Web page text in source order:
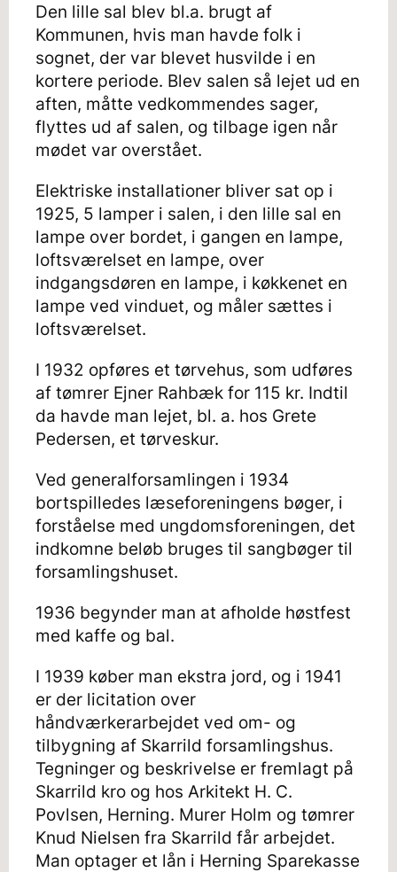
Den lille sal blev bl.a. brugt af
Kommunen, hvis man havde folk i
sognet, der var blevet husvilde i en
kortere periode. Blev salen så lejet ud en
aften, måtte vedkommendes sager,
flyttes ud af salen, og tilbage igen når
mødet var overstået.
Elektriske installationer bliver sat op i
1925, 5 lamper i salen, i den lille sal en
lampe over bordet, i gangen en lampe,
loftsværelset en lampe, over
indgangsdøren en lampe, i køkkenet en
lampe ved vinduet, og måler sættes i
loftsværelset.
I 1932 opføres et tørvehus, som udføres
af tømrer Ejner Rahbæk for 115 kr. Indtil
da havde man lejet, bl. a. hos Grete
Pedersen, et tørveskur.
Ved generalforsamlingen i 1934
bortspilledes læseforeningens bøger, i
forståelse med ungdomsforeningen, det
indkomne beløb bruges til sangbøger til
forsamlingshuset.
1936 begynder man at afholde høstfest
med kaffe og bal.
I 1939 køber man ekstra jord, og i 1941
er der licitation over
håndværkerarbejdet ved om- og
tilbygning af Skarrild forsamlingshus.
Tegninger og beskrivelse er fremlagt på
Skarrild kro og hos Arkitekt H. C.
Povlsen, Herning. Murer Holm og tømrer
Knud Nielsen fra Skarrild får arbejdet.
Man optager et lån i Herning Sparekasse